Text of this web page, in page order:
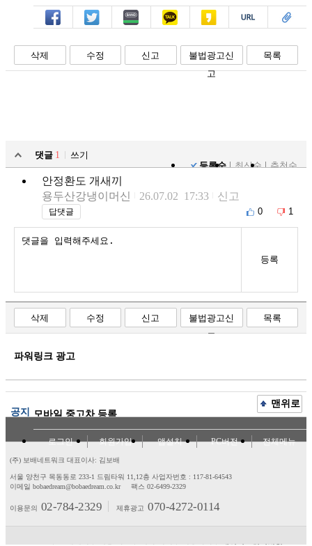
페북 트윗 밴드 카톡 카스 복사 스크랩
삭제 수정 신고
불법광고신
고
목록
댓글 1
쓰기
등록순
최신순 추천순
안정환도 개새끼
용두산강냉이머신
26.07.02 17:33 신고
답댓글 0 1
등록
삭제 수정 신고
불법광고신
고
목록
파워링크 광고
공지 모바일 중고차 등록
맨위로
로그인 회원가입 앱설치 PC버전 전체메뉴
(주) 보배네트워크 대표이사: 김보배
서울 양천구 목동동로 233-1 드림타워 11,12층 사업자번호 : 117-81-64543
이메일 bobaedream@bobaedream.co.kr
팩스 02-6499-2329
이용문의 02-784-2329 제휴광고 070-4272-0114